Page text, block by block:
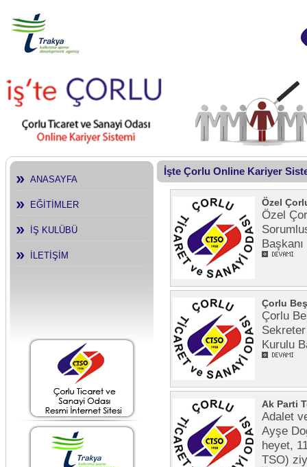
ANASAYFA
EĞİTİMLER
İŞ KULÜBÜ
İLETİŞİM
İşte Çorlu Online Kariyer
Özel
Özel
Çorlu
Çorlu
Kurulu
Ak Parti
Adalet
Ayşe
heyet,
TSO)